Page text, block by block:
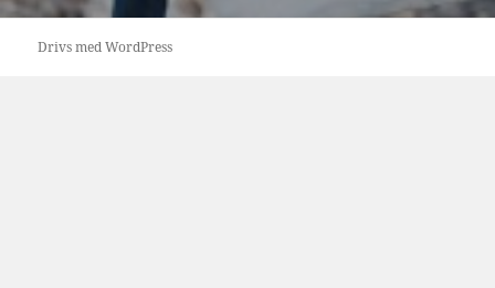
Drivs med WordPress